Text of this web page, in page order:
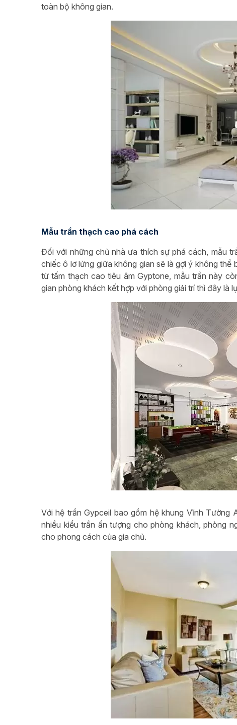
toàn bộ không gian.
Mẫu trần thạch cao phá cách
Đối với những chủ nhà ưa thích sự phá cách, mẫu
chiếc ô lơ lửng giữa không gian sẽ là gợi ý không
từ tấm thạch cao tiêu âm Gyptone, mẫu trần này
gian phòng khách kết hợp với phòng giải trí thì đây là
Với hệ trần Gypceil bao gồm hệ khung Vĩnh
nhiều kiểu trần ấn tượng cho phòng khách, phòng
cho phong cách của gia chủ.